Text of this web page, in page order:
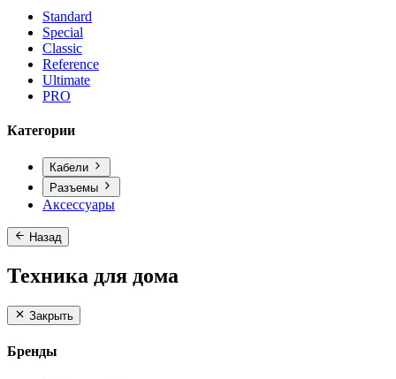
Standard
Special
Classic
Reference
Ultimate
PRO
Категории
Кабели
Разъемы
Аксессуары
Назад
Техника для дома
Закрыть
Бренды